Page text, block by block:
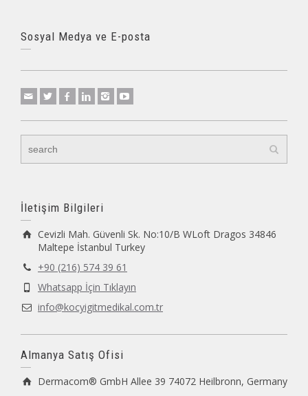
Sosyal Medya ve E-posta
İletişim Bilgileri
Cevizli Mah. Güvenli Sk. No:10/B WLoft Dragos 34846
Maltepe İstanbul Turkey
+90 (216) 574 39 61
Whatsapp İçin Tıklayın
info@kocyigitmedikal.com.tr
Almanya Satış Ofisi
Dermacom® GmbH Allee 39 74072 Heilbronn, Germany